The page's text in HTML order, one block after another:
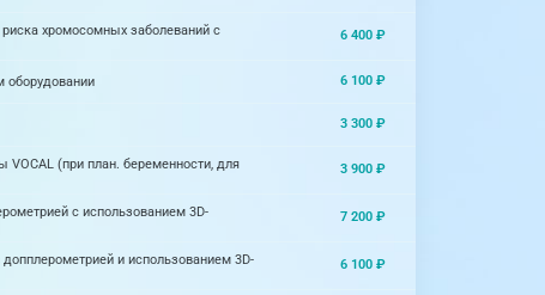
хромосомных заболеваний с 6 400 ₽
оборудовании 6 100 ₽
3 300 ₽
VOCAL (при план. беременности, для 3 900 ₽
с использованием 3D- 7 200 ₽
и использованием 3D- 6 100 ₽